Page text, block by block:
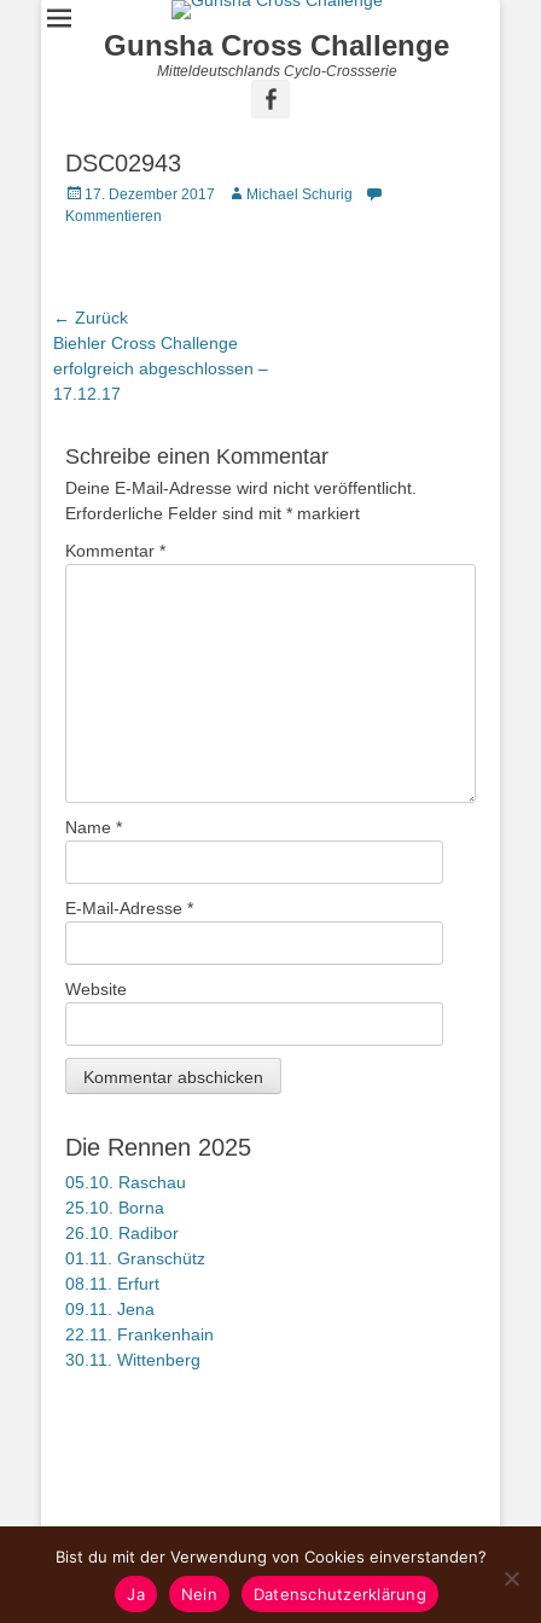
Gunsha Cross Challenge
Mitteldeutschlands Cyclo-Crossserie
DSC02943
17. Dezember 2017
Michael Schurig
Kommentieren
← Zurück
Vorhergehender
Beitrag:
Biehler Cross Challenge
erfolgreich abgeschlossen –
17.12.17
Schreibe einen Kommentar
Deine E-Mail-Adresse wird nicht veröffentlicht.
Erforderliche Felder sind mit * markiert
Kommentar *
Name *
E-Mail-Adresse *
Website
Die Rennen 2025
05.10. Raschau
25.10. Borna
26.10. Radibor
01.11. Granschütz
08.11. Erfurt
09.11. Jena
22.11. Frankenhain
30.11. Wittenberg
Copyright © Mitteldeutsche Querfeldeinserie
2026.
page by micha schurig
Bist du mit der Verwendung von Cookies einverstanden?
Ja
Nein Datenschutzerklärung